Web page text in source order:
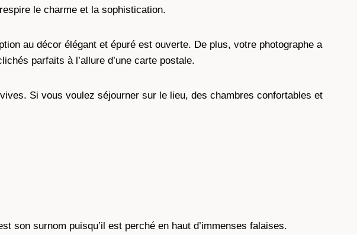
le charme et la sophistication.
au décor élégant et épuré est ouverte. De plus, votre photographe a
parfaits à l’allure d’une carte postale.
Si vous voulez séjourner sur le lieu, des chambres confortables et
son surnom puisqu’il est perché en haut d’immenses falaises.